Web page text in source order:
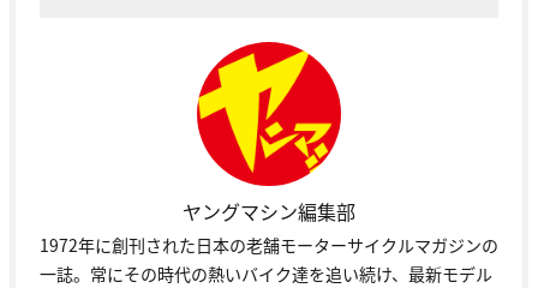
ヤングマシン編集部
1972年に創刊された日本の老舗モーターサイクルマガジンの
一誌。常にその時代の熱いバイク達を追い続け、最新モデル